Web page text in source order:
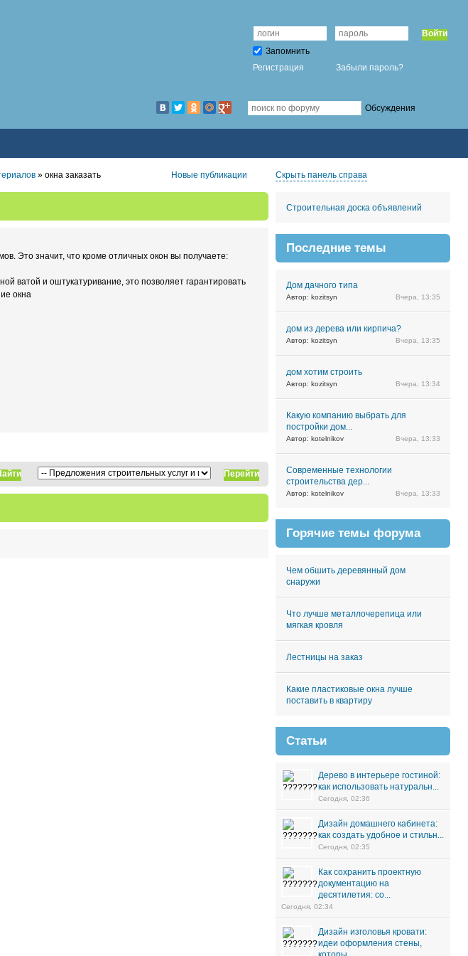
Войти
Запомнить
Регистрация
Забыли пароль?
Обсуждения
» окна заказать Новые публикации Скрыть панель справа
Это значит, что кроме отличных окон вы получаете:
ватой и оштукатуривание, это позволяет гарантировать
окна
Перейти
Строительная доска объявлений
Последние темы
Дом дачного типа
Автор: kozitsyn Вчера, 13:35
дом из дерева или кирпича?
Автор: kozitsyn Вчера, 13:35
дом хотим строить
Автор: kozitsyn Вчера, 13:34
Какую компанию выбрать для
постройки дом...
Автор: kotelnikov Вчера, 13:33
Современные технологии
строительства дер...
Автор: kotelnikov Вчера, 13:33
Горячие темы форума
Чем обшить деревянный дом
снаружи
Что лучше металлочерепица или
мягкая кровля
Лестницы на заказ
Какие пластиковые окна лучше
поставить в квартиру
Статьи
Дерево в интерьере гостиной:
как использовать натуральн...
Сегодня, 02:36
Дизайн домашнего кабинета:
как создать удобное и стильн...
Сегодня, 02:35
Как сохранить проектную
документацию на
десятилетия: со...
Сегодня, 02:34
Дизайн изголовья кровати:
идеи оформления стены,